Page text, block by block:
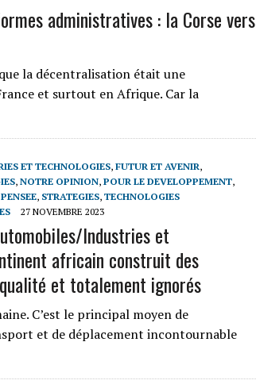
administratives : la Corse vers
la décentralisation était une
et surtout en Afrique. Car la
ET TECHNOLOGIES, FUTUR ET AVENIR,
, NOTRE OPINION, POUR LE DEVELOPPEMENT,
, STRATEGIES, TECHNOLOGIES
27 NOVEMBRE 2023
Industries et
africain construit des
et totalement ignorés
C’est le principal moyen de
et de déplacement incontournable